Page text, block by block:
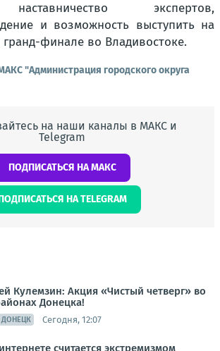
экспертов,
и возможность выступить на
финале во Владивостоке.
"Администрация городского округа
на наши каналы в МАКС и
Telegram
ПОДПИСАТЬСЯ НА МАКС
НА TELEGRAM
Кулемзин: Акция «Чистый четверг» во
Донецка!
ДОНЕЦК Сегодня, 12:07
считается экстремизмом